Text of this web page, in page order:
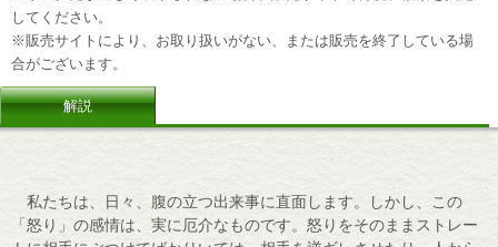
してください。
※販売サイトにより、お取り扱いがない、または販売を終了している場
合がございます。
解説
私たちは、日々、腹の立つ出来事に直面します。しかし、この
「怒り」の感情は、実に厄介なものです。怒りをそのままストレー